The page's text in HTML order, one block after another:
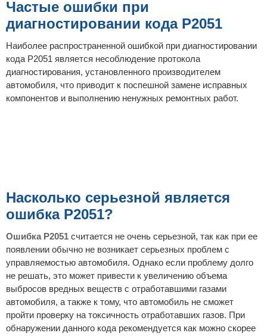
Частые ошибки при
диагностировании кода P2051
Наиболее распространенной ошибкой при диагностировании
кода P2051 является несоблюдение протокола
диагностирования, установленного производителем
автомобиля, что приводит к поспешной замене исправных
компонентов и выполнению ненужных ремонтных работ.
Насколько серьезной является
ошибка P2051?
Ошибка P2051 считается не очень серьезной, так как при ее
появлении обычно не возникает серьезных проблем с
управляемостью автомобиля. Однако если проблему долго
не решать, это может привести к увеличению объема
выбросов вредных веществ с отработавшими газами
автомобиля, а также к тому, что автомобиль не сможет
пройти проверку на токсичность отработавших газов. При
обнаружении данного кода рекомендуется как можно скорее